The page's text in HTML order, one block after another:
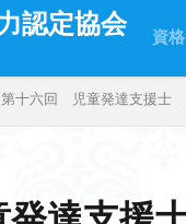
認定協会
資
第十六回 児童発達支援士